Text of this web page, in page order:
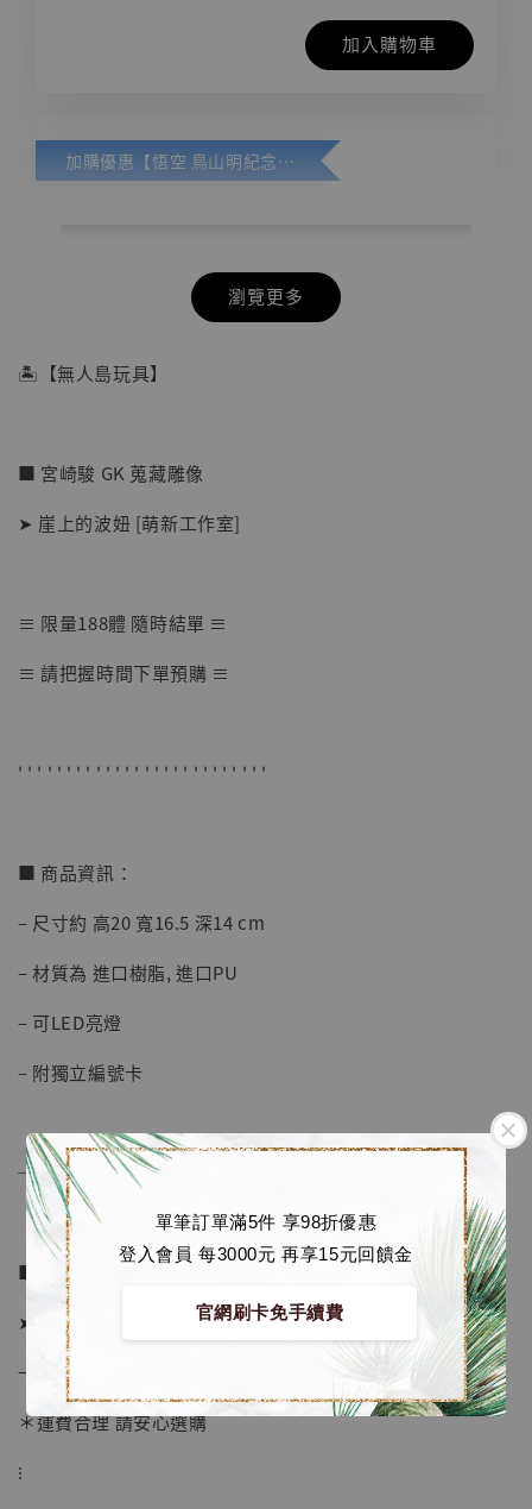
單筆訂單滿5件 享98折優惠
登入會員 每3000元 再享15元回饋金
官網刷卡免手續費
加入購物車
加購優惠【悟空 鳥山明紀念款 [奇蹟工作室]】
【店內現貨】七龍珠 系列蒐藏雕像 悟空 鳥山
NT$ 5,580
瀏覽更多
🏝【無人島玩具】
■ 宮崎駿 GK 蒐藏雕像
➤ 崖上的波妞 [萌新工作室]
≡ 限量188體 隨時結單 ≡
≡ 請把握時間下單預購 ≡
' ' ' ' ' ' ' ' ' ' ' ' ' ' ' ' ' ' ' ' ' ' ' ' ' '
■ 商品資訊：
– 尺寸約 高20 寬16.5 深14 cm
– 材質為 進口樹脂, 進口PU
– 可LED亮燈
– 附獨立編號卡
──────────────
■ 販售資訊：
➤ 價格 2980元 (訂金1680)
→ 國際運費到台後通知
＊運費合理 請安心選購
⁝